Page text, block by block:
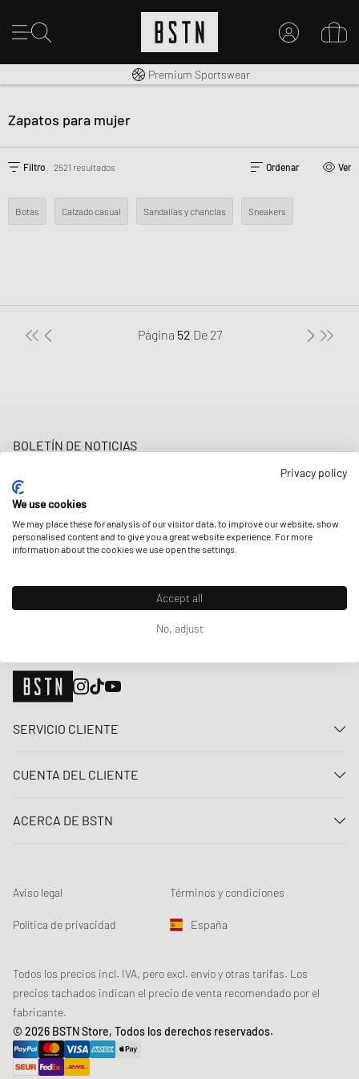
Envío gratuito a España desde € 100
Premium Sportswear
Zapatos para mujer
Filtro 2521 resultados Ordenar Ver
Botas Calzado casual Sandalias y chanclas Sneakers
Página 52 De 27
BOLETÍN DE NOTICIAS
actualizaciones de BSTN Raffles y New Arrivals. ¡Regístrese ahora!
Correo electrónico
REGÍSTRATE
NUESTRAS TIENDAS
SERVICIO CLIENTE
Preguntas frecuentes
Loyalty Program
Seguridad del producto
CUENTA DEL CLIENTE
Registro
Registro para el boletín de noticias
Rastreo de los datos
ACERCA DE BSTN
Chronicles
Sustainability
Descuento estudiante: Studentbeans
Descuento estudiante: EDiU
Aviso legal Términos y condiciones
Política de privacidad España
Todos los precios incl. IVA, pero excl. envío y otras tarifas. Los
precios tachados indican el precio de venta recomendado por el
fabricante.
© 2026 BSTN Store, Todos los derechos reservados.
Privacy policy
We use cookies
We may place these for analysis of our visitor data, to improve our website, show
personalised content and to give you a great website experience. For more
information about the cookies we use open the settings.
Accept all
No, adjust